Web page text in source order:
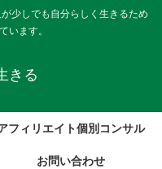
少しでも自分らしく生きるため
います。
きる
フィリエイト個別コンサル
お問い合わせ